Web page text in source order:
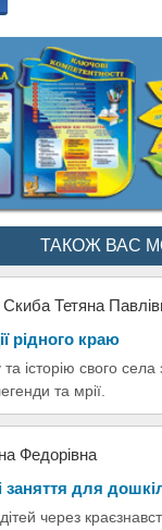
ТАКОЖ ВАС
Тетяна
рідного краю
історію свого
та мрії.
Федорівна
заняття для
через